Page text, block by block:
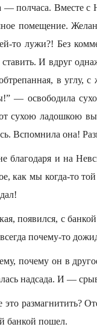
— полчаса. Вместе с
помещение.
то лужи?! Без
ставить. И вдруг
в углу,
— освободила
сухою ладошкою
Вспомнила она!
благодаря и на
как мы когда-то
появился, с
почему-то
почему он в
надсада. И —
это размагнитить?
банкой пошел.